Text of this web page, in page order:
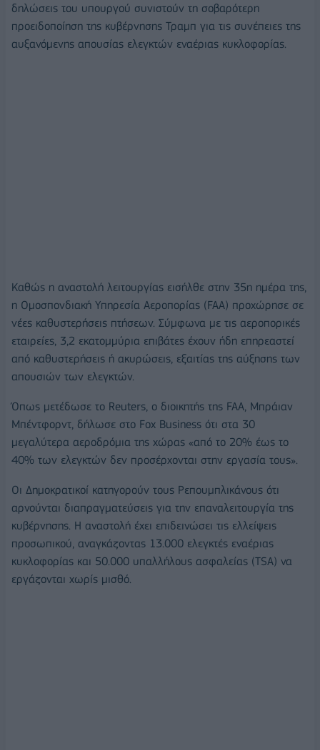
δηλώσεις του υπουργού συνιστούν τη σοβαρότερη
προειδοποίηση της κυβέρνησης Τραμπ για τις συνέπειες της
αυξανόμενης απουσίας ελεγκτών εναέριας κυκλοφορίας.
Καθώς η αναστολή λειτουργίας εισήλθε στην 35η ημέρα της,
η Ομοσπονδιακή Υπηρεσία Αεροπορίας (FAA) προχώρησε σε
νέες καθυστερήσεις πτήσεων. Σύμφωνα με τις αεροπορικές
εταιρείες, 3,2 εκατομμύρια επιβάτες έχουν ήδη επηρεαστεί
από καθυστερήσεις ή ακυρώσεις, εξαιτίας της αύξησης των
απουσιών των ελεγκτών.
Όπως μετέδωσε το Reuters, o διοικητής της FAA, Μπράιαν
Μπέντφορντ, δήλωσε στο Fox Business ότι στα 30
μεγαλύτερα αεροδρόμια της χώρας «από το 20% έως το
40% των ελεγκτών δεν προσέρχονται στην εργασία τους».
Οι Δημοκρατικοί κατηγορούν τους Ρεπουμπλικάνους ότι
αρνούνται διαπραγματεύσεις για την επαναλειτουργία της
κυβέρνησης. Η αναστολή έχει επιδεινώσει τις ελλείψεις
προσωπικού, αναγκάζοντας 13.000 ελεγκτές εναέριας
κυκλοφορίας και 50.000 υπαλλήλους ασφαλείας (TSA) να
εργάζονται χωρίς μισθό.